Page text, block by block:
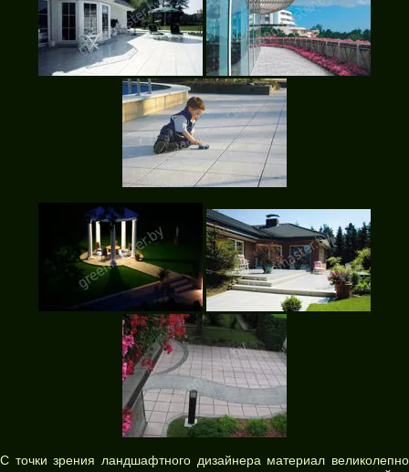
С точки зрения ландшафтного дизайнера материал великолепно